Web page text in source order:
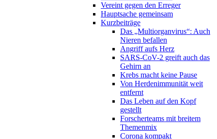
Vereint gegen den Erreger
Hauptsache gemeinsam
Kurzbeiträge
Das „Multiorganvirus“: Auch
Nieren befallen
Angriff aufs Herz
SARS-CoV-2 greift auch das
Gehirn an
Krebs macht keine Pause
Von Herdenimmunität weit
entfernt
Das Leben auf den Kopf
gestellt
Forscherteams mit breitem
Themenmix
Corona kompakt